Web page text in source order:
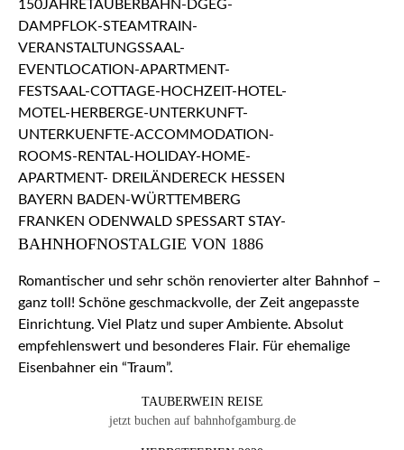
BAHNHOFNOSTALGIE VON 1886
Romantischer und sehr schön renovierter alter Bahnhof –
ganz toll! Schöne geschmackvolle, der Zeit angepasste
Einrichtung. Viel Platz und super Ambiente. Absolut
empfehlenswert und besonderes Flair. Für ehemalige
Eisenbahner ein “Traum”.
TAUBERWEIN REISE
jetzt buchen auf bahnhofgamburg.de